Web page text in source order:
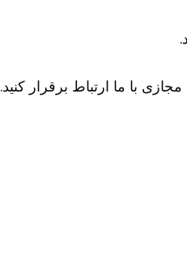
با ما ارتباط برقرار کنید.